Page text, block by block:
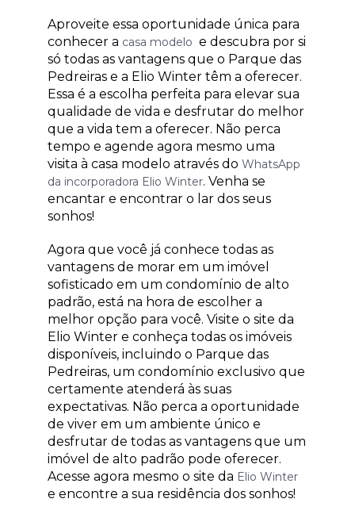
Aproveite essa oportunidade única para
conhecer a casa modelo e descubra por si
só todas as vantagens que o Parque das
Pedreiras e a Elio Winter têm a oferecer.
Essa é a escolha perfeita para elevar sua
qualidade de vida e desfrutar do melhor
que a vida tem a oferecer. Não perca
tempo e agende agora mesmo uma
visita à casa modelo através do WhatsApp
da incorporadora Elio Winter. Venha se
encantar e encontrar o lar dos seus
sonhos!
Agora que você já conhece todas as
vantagens de morar em um imóvel
sofisticado em um condomínio de alto
padrão, está na hora de escolher a
melhor opção para você. Visite o site da
Elio Winter e conheça todas os imóveis
disponíveis, incluindo o Parque das
Pedreiras, um condomínio exclusivo que
certamente atenderá às suas
expectativas. Não perca a oportunidade
de viver em um ambiente único e
desfrutar de todas as vantagens que um
imóvel de alto padrão pode oferecer.
Acesse agora mesmo o site da Elio Winter
e encontre a sua residência dos sonhos!